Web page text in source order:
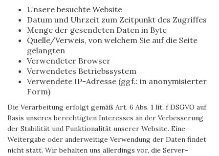
Unsere besuchte Website
Datum und Uhrzeit zum Zeitpunkt des Zugriffes
Menge der gesendeten Daten in Byte
Quelle/Verweis, von welchem Sie auf die Seite
gelangten
Verwendeter Browser
Verwendetes Betriebssystem
Verwendete IP-Adresse (ggf.: in anonymisierter
Form)
Die Verarbeitung erfolgt gemäß Art. 6 Abs. 1 lit. f DSGVO auf
Basis unseres berechtigten Interesses an der Verbesserung
der Stabilität und Funktionalität unserer Website. Eine
Weitergabe oder anderweitige Verwendung der Daten findet
nicht statt. Wir behalten uns allerdings vor, die Server-